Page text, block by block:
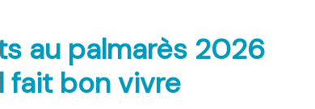
au palmarès 2026
fait bon vivre